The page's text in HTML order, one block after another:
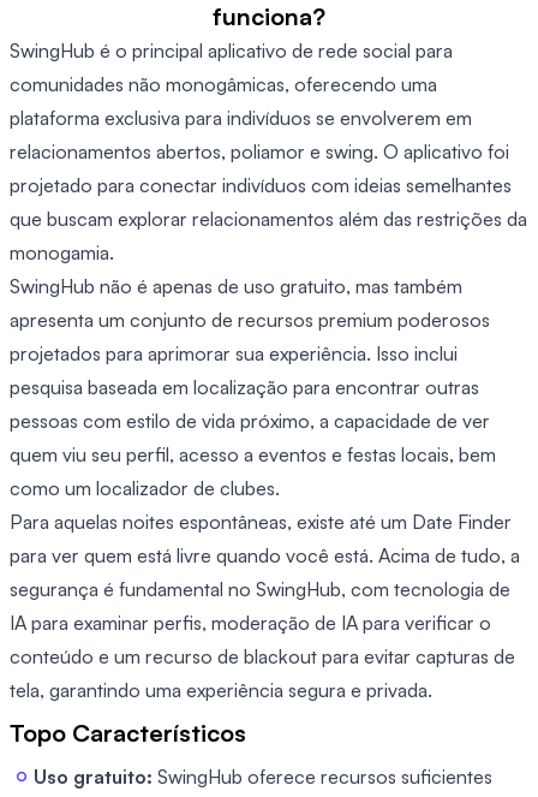
funciona?
SwingHub é o principal aplicativo de rede social para
comunidades não monogâmicas, oferecendo uma
plataforma exclusiva para indivíduos se envolverem em
relacionamentos abertos, poliamor e swing. O aplicativo foi
projetado para conectar indivíduos com ideias semelhantes
que buscam explorar relacionamentos além das restrições da
monogamia.
SwingHub não é apenas de uso gratuito, mas também
apresenta um conjunto de recursos premium poderosos
projetados para aprimorar sua experiência. Isso inclui
pesquisa baseada em localização para encontrar outras
pessoas com estilo de vida próximo, a capacidade de ver
quem viu seu perfil, acesso a eventos e festas locais, bem
como um localizador de clubes.
Para aquelas noites espontâneas, existe até um Date Finder
para ver quem está livre quando você está. Acima de tudo, a
segurança é fundamental no SwingHub, com tecnologia de
IA para examinar perfis, moderação de IA para verificar o
conteúdo e um recurso de blackout para evitar capturas de
tela, garantindo uma experiência segura e privada.
Topo Característicos
Uso gratuito: SwingHub oferece recursos suficientes